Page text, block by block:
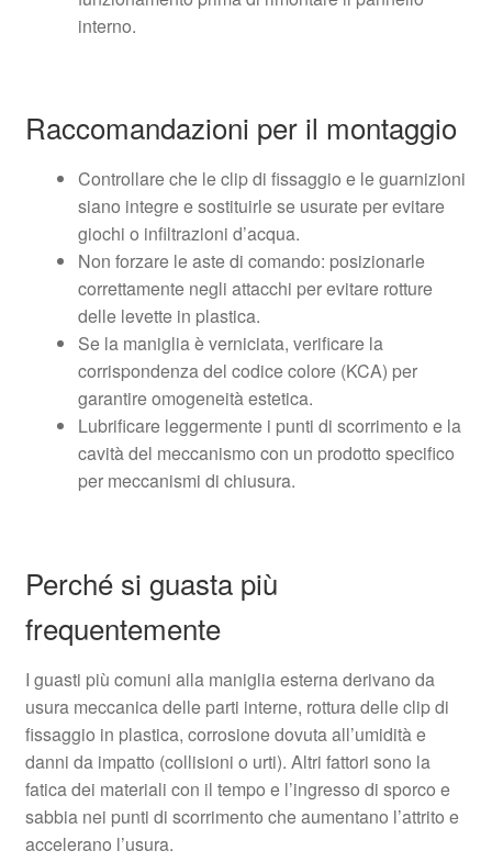
interno.
Raccomandazioni per il montaggio
Controllare che le clip di fissaggio e le guarnizioni
siano integre e sostituirle se usurate per evitare
giochi o infiltrazioni d’acqua.
Non forzare le aste di comando: posizionarle
correttamente negli attacchi per evitare rotture
delle levette in plastica.
Se la maniglia è verniciata, verificare la
corrispondenza del codice colore (KCA) per
garantire omogeneità estetica.
Lubrificare leggermente i punti di scorrimento e la
cavità del meccanismo con un prodotto specifico
per meccanismi di chiusura.
Perché si guasta più
frequentemente
I guasti più comuni alla maniglia esterna derivano da
usura meccanica delle parti interne, rottura delle clip di
fissaggio in plastica, corrosione dovuta all’umidità e
danni da impatto (collisioni o urti). Altri fattori sono la
fatica dei materiali con il tempo e l’ingresso di sporco e
sabbia nei punti di scorrimento che aumentano l’attrito e
accelerano l’usura.